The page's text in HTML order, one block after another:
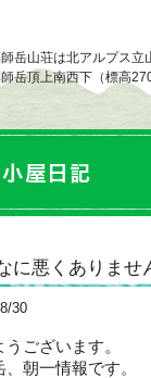
岳山荘は北アルプス立
岳頂上南西下（標高
に悪くありま
30
うございます。
、朝一情報です。